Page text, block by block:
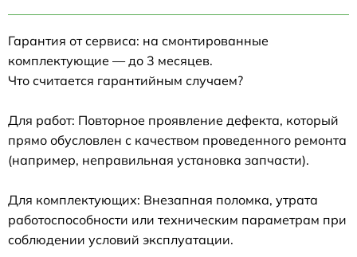
Гарантия от сервиса: на смонтированные
комплектующие — до 3 месяцев.
Что считается гарантийным случаем?
Для работ: Повторное проявление дефекта, который
прямо обусловлен с качеством проведенного ремонта
(например, неправильная установка запчасти).
Для комплектующих: Внезапная поломка, утрата
работоспособности или техническим параметрам при
соблюдении условий эксплуатации.